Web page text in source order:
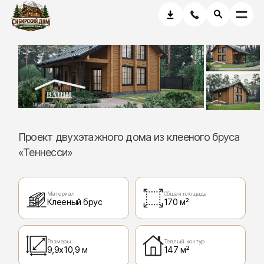
Проект двухэтажного дома из клееного бруса
«Теннесси»
Материал
Клееный брус
Общая площадь
170 м²
Размеры
9,9х10,9 м
Теплый контур
147 м²